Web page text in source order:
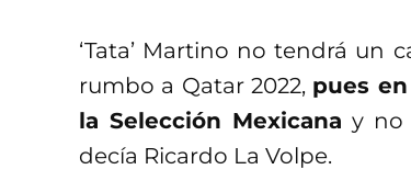
‘Tata’ Martino no tendrá un
rumbo a Qatar 2022, pues
la Selección Mexicana y no
decía Ricardo La Volpe.